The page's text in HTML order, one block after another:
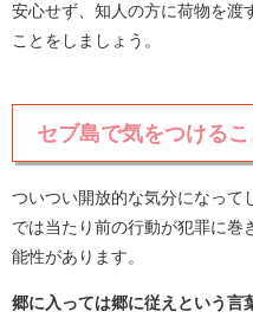
安心せず、知人の方に荷物を渡
ことをしましょう。
セブ島で気をつけるこ
ついつい開放的な気分になって
では当たり前の行動が犯罪に巻
能性があります。
郷に入っては郷に従えという言